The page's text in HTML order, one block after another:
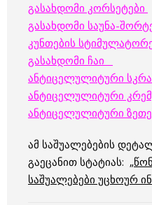
გასახდომი კორსეტები
გასახდომი საუნა-
კუნთების
გასახდომი ჩაი
ანტიცელულიტური
ანტიცელულიტური
ანტიცელულიტური
ამ საშუალებების
გაეცანით სტატიას: „
საშუალებები უცხოურ